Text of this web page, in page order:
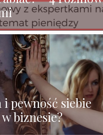
i pewność siebie
biznesie?